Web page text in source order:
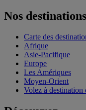
Nos destinations
Carte des
Afrique
Asie-Pacifique
Europe
Les Amériques
Moyen-Orient
Volez à destination